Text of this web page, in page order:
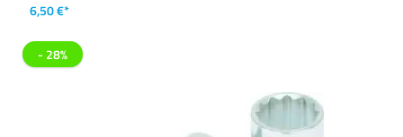
6,50 €*
- 28%